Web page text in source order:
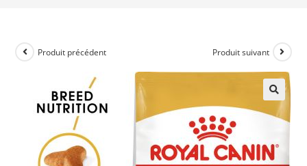
Produit précédent Produit suivant